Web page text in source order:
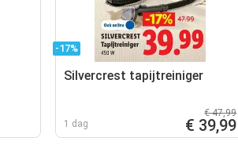
-17%
Silvercrest tapijtreiniger
1 dag
€ 47,99
€ 39,99